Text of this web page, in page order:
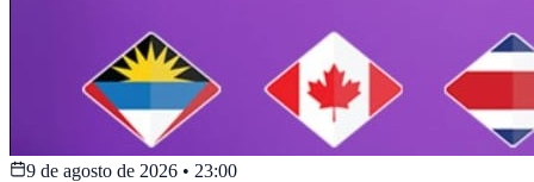
9 de agosto de 2026 • 23:00